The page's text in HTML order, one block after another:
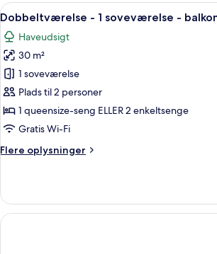
Indlæs
alle
billeder
af
Dobbeltværelse
-
1
soveværelse
balkon
til
have
Et moderne
6
Dobbeltværelse - 1 soveværelse -
Haveudsigt
30 m²
1 soveværelse
Plads til 2 personer
1 queensize-seng ELLER 2 enkeltsenge
Gratis Wi-Fi
Flere oplysninger
Flere
-
soveværelse